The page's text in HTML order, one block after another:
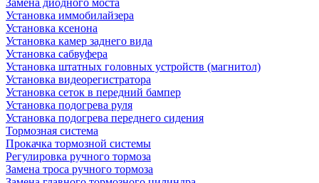
Замена диодного моста
Установка иммобилайзера
Установка ксенона
Установка камер заднего вида
Установка сабвуфера
Установка штатных головных устройств (магнитол)
Установка видеорегистратора
Установка сеток в передний бампер
Установка подогрева руля
Установка подогрева переднего сидения
Тормозная система
Прокачка тормозной системы
Регулировка ручного тормоза
Замена троса ручного тормоза